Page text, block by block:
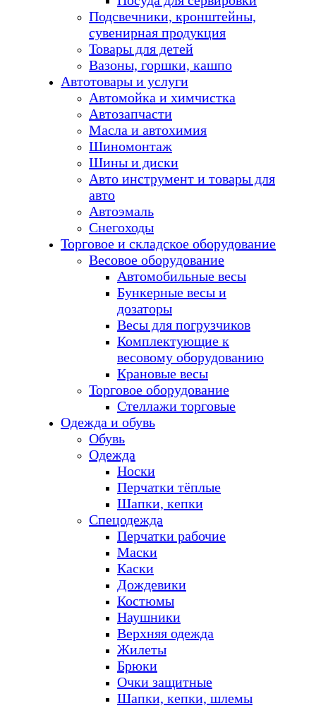
Подсвечники, кронштейны,
сувенирная продукция
Товары для детей
Вазоны, горшки, кашпо
Автотовары и услуги
Автомойка и химчистка
Автозапчасти
Масла и автохимия
Шиномонтаж
Шины и диски
Авто инструмент и товары для
авто
Автоэмаль
Снегоходы
Торговое и складское оборудование
Весовое оборудование
Автомобильные весы
Бункерные весы и
дозаторы
Весы для погрузчиков
Комплектующие к
весовому оборудованию
Крановые весы
Торговое оборудование
Стеллажи торговые
Одежда и обувь
Обувь
Одежда
Носки
Перчатки тёплые
Шапки, кепки
Спецодежда
Перчатки рабочие
Маски
Каски
Дождевики
Костюмы
Наушники
Верхняя одежда
Жилеты
Брюки
Очки защитные
Шапки, кепки, шлемы